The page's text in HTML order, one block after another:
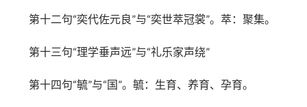
第十二句“奕代佐元良”与“奕世萃冠裳”。萃：聚集。
第十三句“理学垂声远”与“礼乐家声绕”
第十四句“毓”与“国”。毓：生育、养育、孕育。